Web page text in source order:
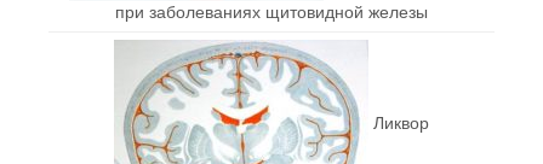
при заболеваниях щитовидной железы
Ликвор